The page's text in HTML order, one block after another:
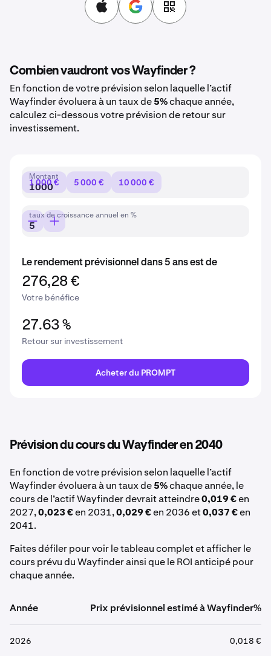
Combien vaudront vos Wayfinder ?
En fonction de votre prévision selon laquelle l’actif
Wayfinder évoluera à un taux de5%chaque année,
calculez ci-dessous votre prévision de retour sur
investissement.
Montant
1 000 € 5 000 € 10 000 €
taux de croissance annuel en %
Le rendement prévisionnel dans 5 ans est de
276,28 €
Votre bénéfice
27.63 %
Retour sur investissement
Acheter du PROMPT
Prévision du cours du Wayfinder en 2040
En fonction de votre prévision selon laquelle l’actif
Wayfinder évoluera à un taux de5%chaque année, le
cours de l’actif Wayfinder devrait atteindre0,019 €en
2027,0,023 €en 2031,0,029 €en 2036 et0,037 €en
2041.
Faites défiler pour voir le tableau complet et afficher le
cours prévu du Wayfinder ainsi que le ROI anticipé pour
chaque année.
Année Prix prévisionnel estimé à Wayfinder%
2026 0,018 €